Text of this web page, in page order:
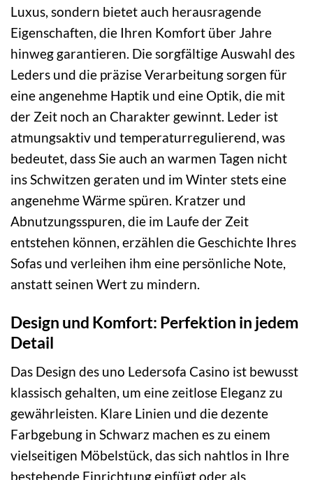
Luxus, sondern bietet auch herausragende
Eigenschaften, die Ihren Komfort über Jahre
hinweg garantieren. Die sorgfältige Auswahl des
Leders und die präzise Verarbeitung sorgen für
eine angenehme Haptik und eine Optik, die mit
der Zeit noch an Charakter gewinnt. Leder ist
atmungsaktiv und temperaturregulierend, was
bedeutet, dass Sie auch an warmen Tagen nicht
ins Schwitzen geraten und im Winter stets eine
angenehme Wärme spüren. Kratzer und
Abnutzungsspuren, die im Laufe der Zeit
entstehen können, erzählen die Geschichte Ihres
Sofas und verleihen ihm eine persönliche Note,
anstatt seinen Wert zu mindern.
Design und Komfort: Perfektion in jedem
Detail
Das Design des uno Ledersofa Casino ist bewusst
klassisch gehalten, um eine zeitlose Eleganz zu
gewährleisten. Klare Linien und die dezente
Farbgebung in Schwarz machen es zu einem
vielseitigen Möbelstück, das sich nahtlos in Ihre
bestehende Einrichtung einfügt oder als